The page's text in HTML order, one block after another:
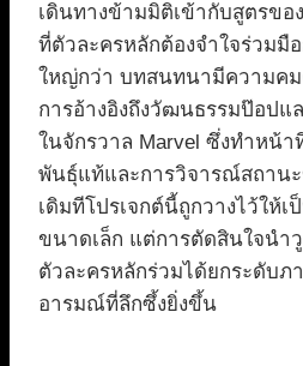
เดินทางข้ามมิติเข้ากับสูตรขอ
ที่ตัวละครหลักต้องจำใจร่วมมื
ใหญ่กว่า บทสนทนามีความคม
การอ้างอิงถึงวัฒนธรรมป๊อปแ
ในจักรวาล Marvel ซึ่งทำหน้า
พันธุ์แท้และการวิจารณ์สถาน
เดิมทีโปรเจกต์นี้ถูกวางไว้ให้
ขนาดเล็ก แต่การตัดสินใจนำ
ตัวละครหลักร่วมได้ยกระดับภ
อารมณ์ที่ลึกซึ้งยิ่งขึ้น